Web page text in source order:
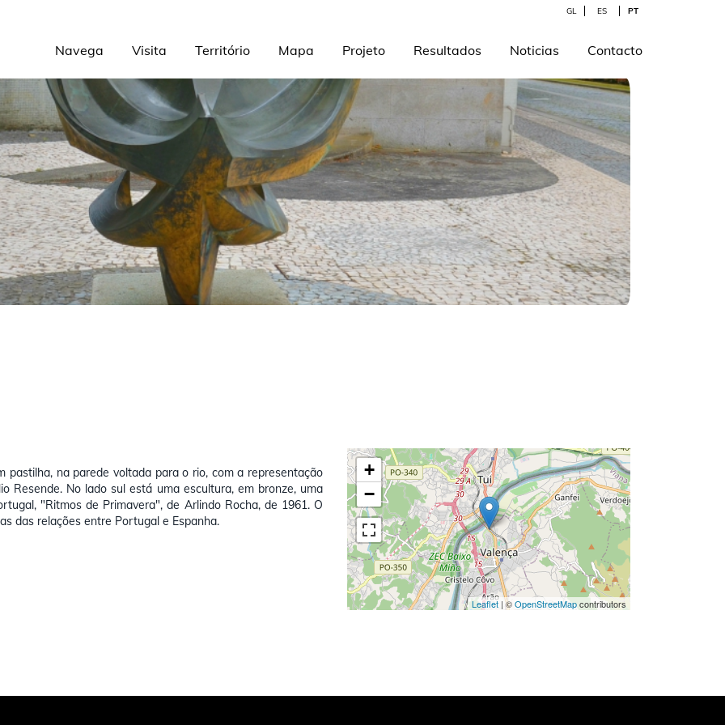
GL ES PT
Navegación
principal
Navega Visita Território Mapa Projeto Resultados Noticias Contacto
pastilha, na parede voltada para o rio, com a representação
Resende. No lado sul está uma escultura, em bronze, uma
"Ritmos de Primavera", de Arlindo Rocha, de 1961. O
das relações entre Portugal e Espanha.
+
−
Leaflet | ©OpenStreetMapcontributors